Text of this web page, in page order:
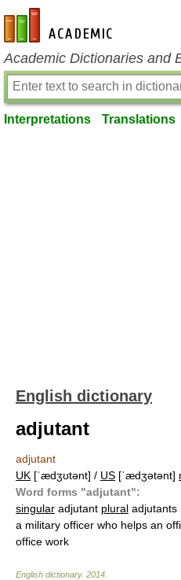
en-academic.com
Academic Dictionaries and
Interpretations Translations
English dictionary
adjutant
adjutant
UK [ˈædʒʊtənt] / US [ˈædʒətənt]
Word forms "adjutant":
singular adjutant plural adjutants
a military officer who helps an
office work
English dictionary. 2014